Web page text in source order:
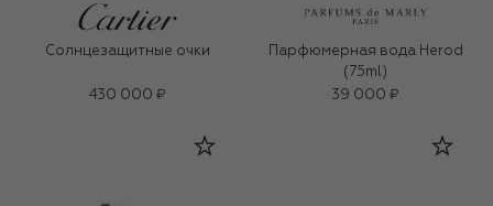
Солнцезащитные очки
430 000 ₽
Парфюмерная вода Herod
(75ml)
39 000 ₽